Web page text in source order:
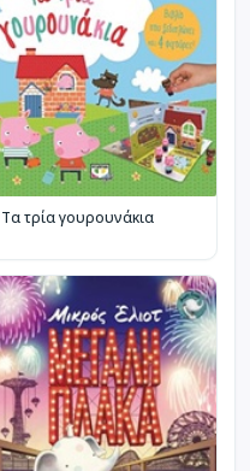
Τα τρία γουρουνάκια